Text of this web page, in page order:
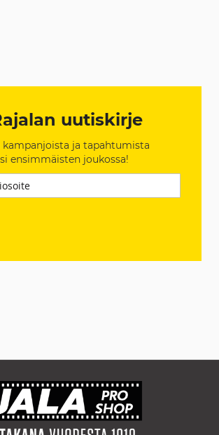
uutiskirje
kampanjoista ja tapahtumista
ensimmäisten joukossa!